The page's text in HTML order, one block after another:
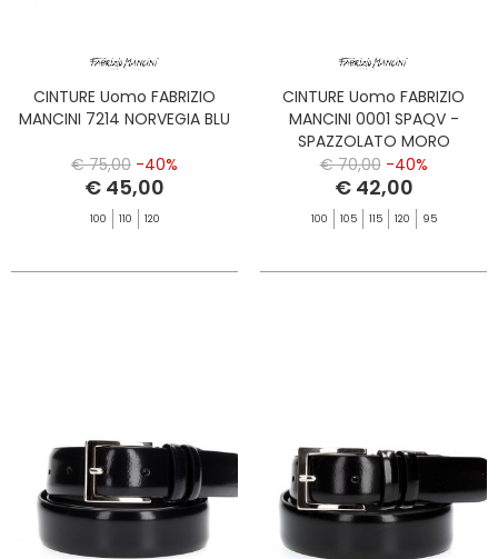
CINTURE Uomo FABRIZIO
MANCINI 7214 NORVEGIA BLU
€ 75,00 -40%
€ 45,00
100 110 120
CINTURE Uomo FABRIZIO
MANCINI 0001 SPAQV -
SPAZZOLATO MORO
€ 70,00 -40%
€ 42,00
100 105 115 120 95